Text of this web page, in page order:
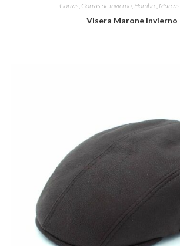
Gorras Gorras de invierno Hombre Marcas
Visera Marone Invierno